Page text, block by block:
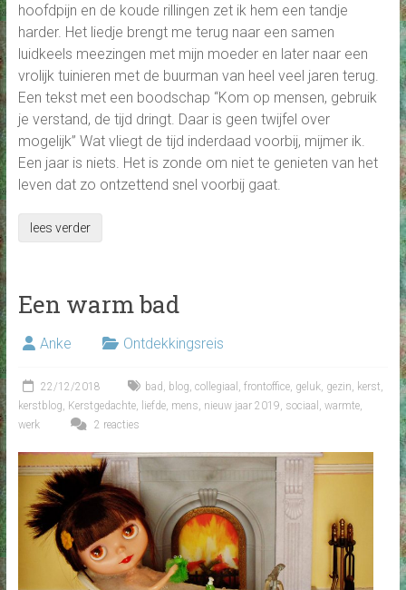
hoofdpijn en de koude rillingen zet ik hem een tandje
harder. Het liedje brengt me terug naar een samen
luidkeels meezingen met mijn moeder en later naar een
vrolijk tuinieren met de buurman van heel veel jaren terug.
Een tekst met een boodschap “Kom op mensen, gebruik
je verstand, de tijd dringt. Daar is geen twijfel over
mogelijk” Wat vliegt de tijd inderdaad voorbij, mijmer ik.
Een jaar is niets. Het is zonde om niet te genieten van het
leven dat zo ontzettend snel voorbij gaat.
lees verder
Een warm bad
Anke Ontdekkingsreis
22/12/2018 bad , blog, collegiaal , frontoffice, geluk, gezin, kerst,
kerstblog, Kerstgedachte, liefde, mens, nieuw jaar 2019, sociaal , warmte,
werk
2 reacties